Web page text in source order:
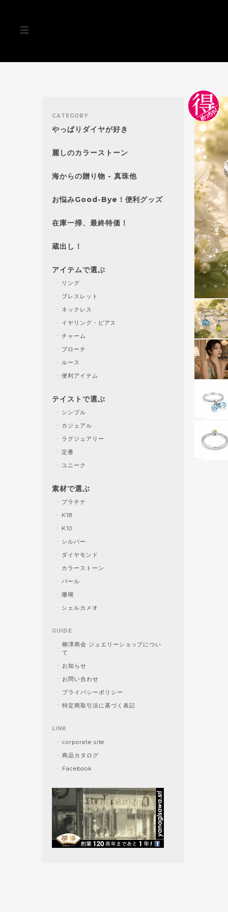
CATEGORY
やっぱりダイヤが好き
麗しのカラーストーン
海からの贈り物 - 真珠他
お悩みGood-Bye！便利グッズ
在庫一掃、最終特価！
蔵出し！
アイテムで選ぶ
リング
ブレスレット
ネックレス
イヤリング・ピアス
チャーム
ブローチ
ルース
便利アイテム
テイストで選ぶ
シンプル
カジュアル
ラグジュアリー
定番
ユニーク
素材で選ぶ
プラチナ
K18
K10
シルバー
ダイヤモンド
カラーストーン
パール
珊瑚
シェルカメオ
GUIDE
柳澤商会 ジュエリーショップについ
て
お知らせ
お問い合わせ
プライバシーポリシー
特定商取引法に基づく表記
LINK
corporate site
商品カタログ
Facebook